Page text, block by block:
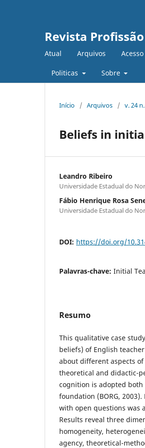
Revista
Atual Arquivos Acesso
Politicas Sobre
Início / Arquivos / v. 24
Beliefs in
Leandro Ribeiro
Universidade Estadual do
Fábio Henrique Rosa
Universidade Estadual do
DOI: https://doi.org/
Palavras-chave: Initial
Resumo
This qualitative case
beliefs) of English
about different aspects
theoretical and didactic-
cognition is adopted
foundation (BORG,
with open questions was
Results reveal three
homogeneity,
agency, theoretical-